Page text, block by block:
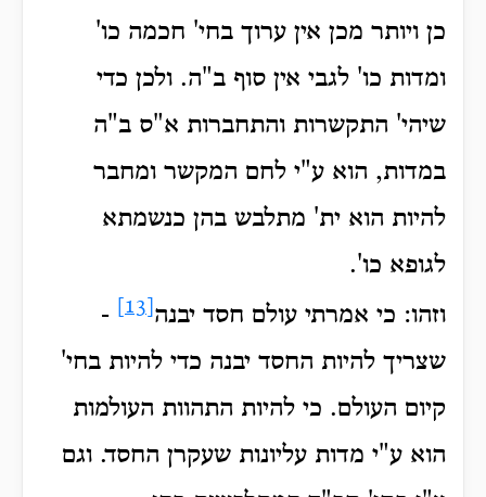
כן ויותר מכן אין ערוך בחי' חכמה כו'
ומדות כו' לגבי אין סוף ב"ה. ולכן כדי
שיהי' התקשרות והתחברות א"ס ב"ה
במדות, הוא ע"י לחם המקשר ומחבר
להיות הוא ית' מתלבש בהן כנשמתא
לגופא כו'.
וזהו: כי אמרתי עולם חסד יבנה
-
שצריך להיות החסד יבנה כדי להיות בחי'
קיום העולם. כי להיות התהוות העולמות
הוא ע"י מדות עליונות שעקרן החסד. וגם